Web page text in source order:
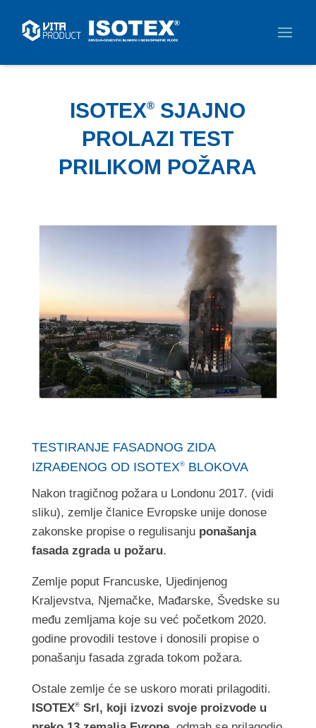
ISOTEX® SJAJNO
PROLAZI TEST
PRILIKOM POŽARA
TESTIRANJE FASADNOG ZIDA
IZRAĐENOG OD ISOTEX®BLOKOVA
Nakon tragičnog požara u Londonu 2017. (vidi
sliku), zemlje članice Evropske unije donose
zakonske propise o regulisanju ponašanja
fasada zgrada u požaru.
Zemlje poput Francuske, Ujedinjenog
Kraljevstva, Njemačke, Mađarske, Švedske su
među zemljama koje su već početkom 2020.
godine provodili testove i donosili propise o
ponašanju fasada zgrada tokom požara.
Ostale zemlje će se uskoro morati prilagoditi.
ISOTEX®Srl, koji izvozi svoje proizvode u